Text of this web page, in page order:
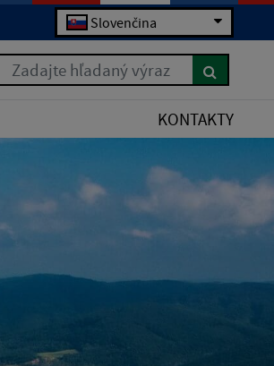
Slovenčina
Zadajte hľadaný výraz
KONTAKTY